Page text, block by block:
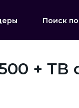
Поиск
+ ТВ